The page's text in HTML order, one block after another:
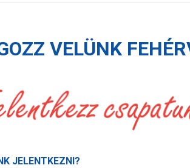
VELÜNK
JELENTKEZNI?